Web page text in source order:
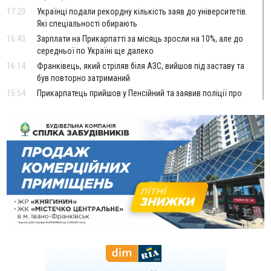
17:20
Українці подали рекордну кількість заяв до університетів.
Які спеціальності обирають
16:43
Зарплати на Прикарпатті за місяць зросли на 10%, але до
середньої по Україні ще далеко
16:14
Франківець, який стріляв біля АЗС, вийшов під заставу та
був повторно затриманий
15:54
Прикарпатець прийшов у Пенсійний та заявив поліції про
14:59
У Болгарії затримали прикарпатця, який виготовляв
наркотики для міжнародного синдикату
14:47
Стефанішина отримала нову підозру. Їй обирають
запобіжний захід
14:02
«Пілот з Лондона» видурив у жительки Коломийщини
майже 64 тисячі гривень
13:13
У четвер на Прикарпатті очікується сильна спека до 39°
13:00
На Снятинщині спіймали чоловіка, який зливав з цистерни
У МОЗ змінили підхід до госпіталізації та оновили правила
роботи стаціонарів